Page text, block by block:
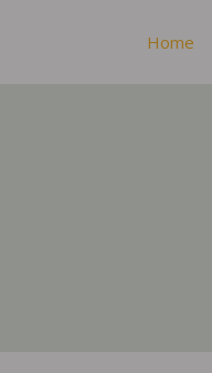
Home